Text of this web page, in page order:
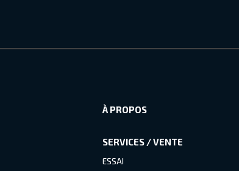
À PROPOS
SERVICES / VENTE
ESSAI